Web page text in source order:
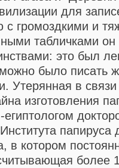
для
с громоздкими и
табличками
это был
было писать
Утерянная в
изготовления
египтологом
папируса
в котором
более